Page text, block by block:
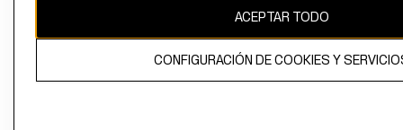
propiedad de H&M Hennes & Mauritz AB
ACEPTAR TODO
CONFIGURACIÓN DE COOKIES Y